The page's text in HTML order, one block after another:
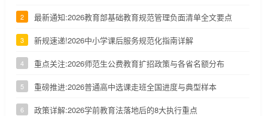
2 最新通知:2026教育部基础教育规范管理负面清单全文要点
3 新规速递!2026中小学课后服务规范化指南详解
4 重点关注:2026师范生公费教育扩招政策与各省名额分布
5 重磅推进:2026普通高中选课走班全国进度与典型样本
6 政策详解:2026学前教育法落地后的8大执行重点